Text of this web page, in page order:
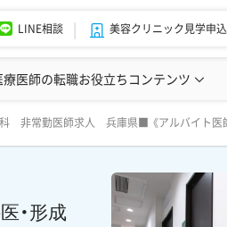
LINE相談 美容クリニック見学申込
ント紹介
医師の転職お役立ちコンテンツ
インタビュー 美容医療の転職
非常勤医師求人 兵庫県■ 《アルバイト医師
・形成
科・皮膚科／皮膚科医・形成外科医